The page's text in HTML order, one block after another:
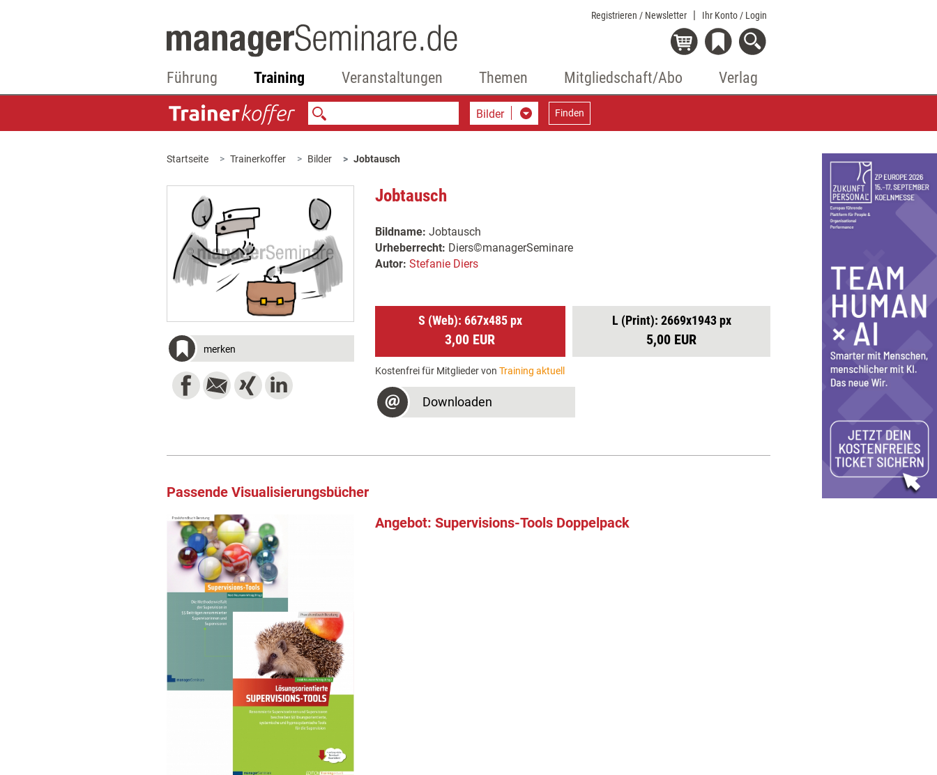
Registrieren / Newsletter Ihr Konto / Login
Führung Training Veranstaltungen Themen Mitgliedschaft/Abo Verlag
Bilder Finden
Startseite Trainerkoffer Bilder Jobtausch
merken
Jobtausch
Bildname: Jobtausch
Urheberrecht: Diers©managerSeminare
Autor: Stefanie Diers
S (Web): 667x485 px
3,00 EUR
L (Print): 2669x1943 px
5,00 EUR
Kostenfrei für Mitglieder von Training aktuell
Downloaden
Passende Visualisierungsbücher
Angebot: Supervisions-Tools Doppelpack